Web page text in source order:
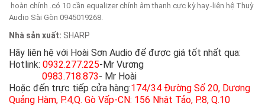
hoàn chỉnh .có 10 cần equalizer chỉnh âm thanh cực kỳ hay.-liên hệ Thuỳ
Audio Sài Gòn 0945019268.
Nhà sản xuất: SHARP
Hãy liên hệ với Hoài Sơn Audio để được giá tốt nhất qua:
Hotlink: 0932.277.225-Mr Vương
0983.718.873- Mr Hoài
Hoặc đến trực tiếp cửa hàng:174/34 Đường Số 20, Dương
Quảng Hàm, P.4,Q. Gò Vấp-CN: 156 Nhật Tảo, P.8, Q.10